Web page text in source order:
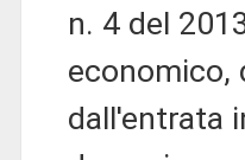
n. 4 del
economico,
dall'entrata